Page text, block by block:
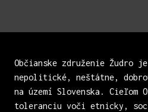
Občianske združenie Žudro
nepolitické, neštátne,
na území Slovenska. Cieľom
toleranciu voči etnicky,